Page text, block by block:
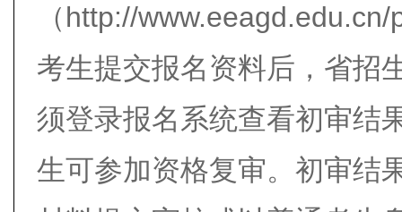
（http://
考生提交报名资料后，省招
须登录报名系统查看初审结
生可参加资格复审。初审结